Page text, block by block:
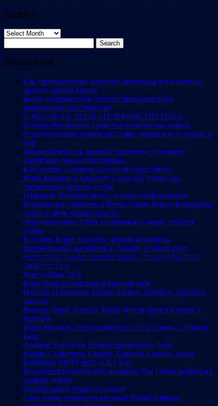
Archives
Archives
for:
Recent Posts
Как стратегическое терпение превращается в главное
оружие против Ирана
Когда политический протест превращается в
психическое расстройство
О МУДАКАХ, ШАББАТЕ И КОНСТИТУЦИИ
Почему бульбашное существо остается на свободе
О политических кульбитах Софы Ландвер и не только о
ней
Финал Мондиаля, драма в Аргентине и реакция
еврейских самоненавистников
К 82-летию Альберта Капенгута (русс/итал)
Ицик Бунцель в Кнессете о том, как Ронен Бар
организовал встречу с ним
Германия: Великий исход, написанный шепотом
Резонансное убийство в Петах-Тикве Иману Биньямина
Залки в День независимости
«Русскоязычные СМИ в Германии»: вчера, сегодня,
завтра
В память Керен Тандлер, первой женщины-
бортмеханика, погибшей в Ливане 12 июня 2006
לזכרה של קרן טנדלר, מכונאית מוטסת ראשונה, נהרגה בלבנון
ב-12 ביוני 2006
Йом А-Шоа 2026
Берл Лазар о политике и русской бане
Наталья Плюснина. Борьба Трампа за победу здравого
смысла
Виктор Дэвис Хэнсон. Наша долгая дорога к войне с
Ираном
Ицик Бунцель, отец погибшего в Газе Амита, к Ронену
Бару
Альберт Капенгут. Второе пришествие Таля
Карим Саджадпур. Смерть Хаменеи и конец эпохи
Exhibition IMTM 2026 in Tel Aviv
Последний израильский заложник Ран Гвили вернулся в
родную землю
Ханукальный теракт в Сиднее
Смех каких генералов вызывал Роман Гофман,